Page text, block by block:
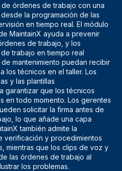
órdenes de trabajo con una
la programación de las
en tiempo real. El módulo
MaintainX ayuda a prevenir
de trabajo, y los
trabajo en tiempo real
mantenimiento puedan recibir
los técnicos en el taller. Los
y las plantillas
garantizar que los técnicos
en todo momento. Los gerentes
solicitar la firma antes de
lo que añade una capa
también admite la
verificación y procedimientos
mientras que los clips de voz y
las órdenes de trabajo al
los problemas.